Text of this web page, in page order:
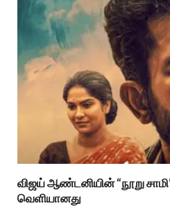
விஜய் ஆண்டனியின் “நூறு
வெளியானது